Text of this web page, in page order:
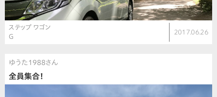
ステップ ワゴン
G
2017.06.26
ゆうた1988さん
全員集合！